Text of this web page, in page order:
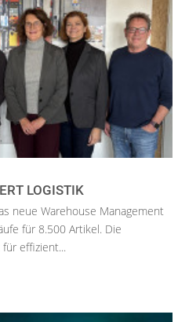
LOGISTIK
neue Warehouse Management
für 8.500 Artikel. Die
effizient...